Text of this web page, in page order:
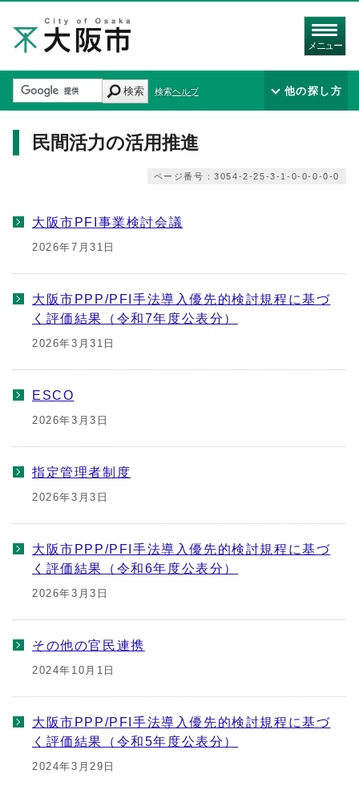
メニュー
検索 検索ヘルプ 他の探し方
民間活力の活用推進
ページ番号：3054-2-25-3-1-0-0-0-0-0
大阪市PFI事業検討会議
2026年7月31日
大阪市PPP/PFI手法導入優先的検討規程に基づ
く評価結果（令和7年度公表分）
2026年3月31日
ESCO
2026年3月3日
指定管理者制度
2026年3月3日
大阪市PPP/PFI手法導入優先的検討規程に基づ
く評価結果（令和6年度公表分）
2026年3月3日
その他の官民連携
2024年10月1日
大阪市PPP/PFI手法導入優先的検討規程に基づ
く評価結果（令和5年度公表分）
2024年3月29日